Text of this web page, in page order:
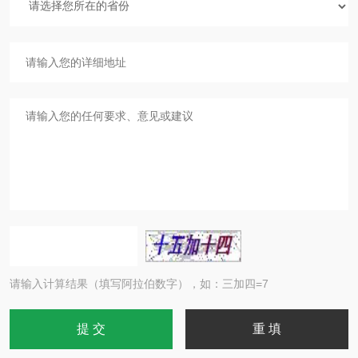
请输入计算结果（填写阿拉伯数字），如：三加四=7